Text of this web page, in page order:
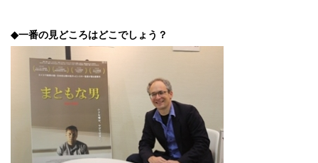
◆一番の見どころはどこでしょう？